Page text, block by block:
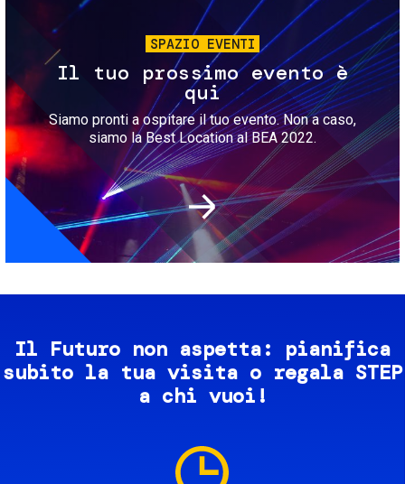
SPAZIO EVENTI
Il tuo prossimo evento è
qui
Siamo pronti a ospitare il tuo evento. Non a caso,
siamo la Best Location al BEA 2022.
Il Futuro non aspetta: pianifica
subito la tua visita o regala STEP
a chi vuoi!